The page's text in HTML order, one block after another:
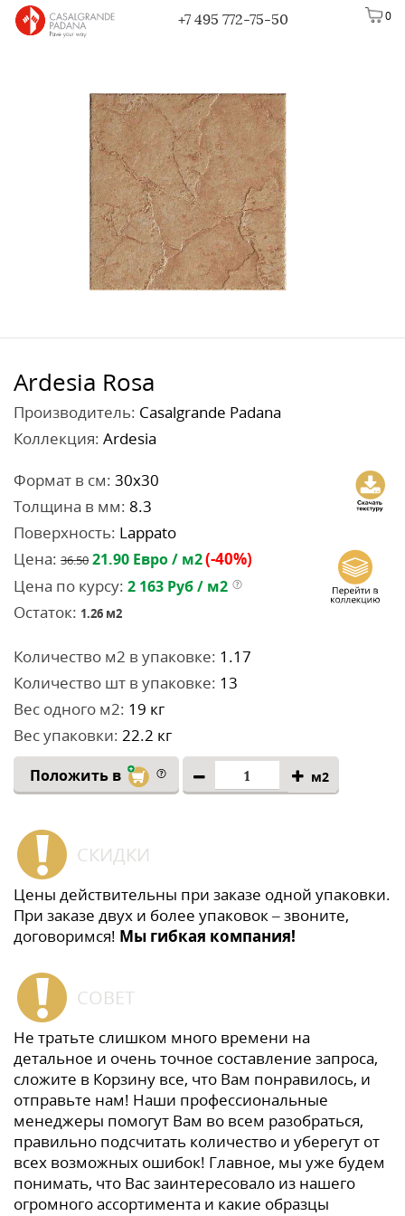
0
+7 495 772-75-50
Ardesia Rosa
Производитель: Casalgrande Padana
Коллекция: Ardesia
Формат в см: 30x30
Толщина в мм: 8.3
Поверхность: Lappato
Цена: 36.50 21.90 Евро / м2(-40%)
Цена по курсу: 2 163 Руб / м2
Остаток: 1.26 м2
Количество м2 в упаковке: 1.17
Количество шт в упаковке: 13
Вес одного м2: 19 кг
Вес упаковки: 22.2 кг
Положить в м2
СКИДКИ
Цены действительны при заказе одной упаковки.
При заказе двух и более упаковок – звоните,
договоримся! Мы гибкая компания!
СОВЕТ
Не тратьте слишком много времени на
детальное и очень точное составление запроса,
сложите в Корзину все, что Вам понравилось, и
отправьте нам! Наши профессиональные
менеджеры помогут Вам во всем разобраться,
правильно подсчитать количество и уберегут от
всех возможных ошибок! Главное, мы уже будем
понимать, что Вас заинтересовало из нашего
огромного ассортимента и какие образцы